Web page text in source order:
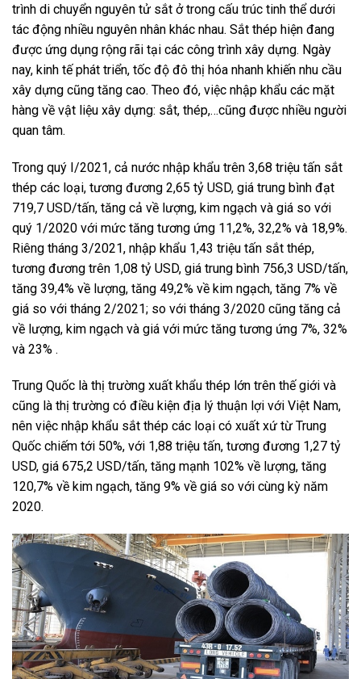
trình di chuyển nguyên tử sắt ở trong cấu trúc tinh thể dưới
tác động nhiều nguyên nhân khác nhau. Sắt thép hiện đang
được ứng dụng rộng rãi tại các công trình xây dựng. Ngày
nay, kinh tế phát triển, tốc độ đô thị hóa nhanh khiến nhu cầu
xây dựng cũng tăng cao. Theo đó, việc nhập khẩu các mặt
hàng về vật liệu xây dựng: sắt, thép,…cũng được nhiều người
quan tâm.
Trong quý I/2021, cả nước nhập khẩu trên 3,68 triệu tấn sắt
thép các loại, tương đương 2,65 tỷ USD, giá trung bình đạt
719,7 USD/tấn, tăng cả về lượng, kim ngạch và giá so với
quý 1/2020 với mức tăng tương ứng 11,2%, 32,2% và 18,9%.
Riêng tháng 3/2021, nhập khẩu 1,43 triệu tấn sắt thép,
tương đương trên 1,08 tỷ USD, giá trung bình 756,3 USD/tấn,
tăng 39,4% về lượng, tăng 49,2% về kim ngạch, tăng 7% về
giá so với tháng 2/2021; so với tháng 3/2020 cũng tăng cả
về lượng, kim ngạch và giá với mức tăng tương ứng 7%, 32%
và 23% .
Trung Quốc là thị trường xuất khẩu thép lớn trên thế giới và
cũng là thị trường có điều kiện địa lý thuận lợi với Việt Nam,
nên việc nhập khẩu sắt thép các loại có xuất xứ từ Trung
Quốc chiếm tới 50%, với 1,88 triệu tấn, tương đương 1,27 tỷ
USD, giá 675,2 USD/tấn, tăng mạnh 102% về lượng, tăng
120,7% về kim ngạch, tăng 9% về giá so với cùng kỳ năm
2020.